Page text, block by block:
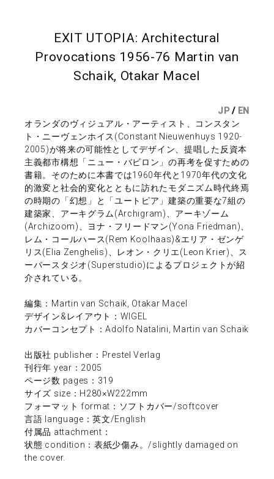
EXIT UTOPIA: Architectural
Provocations 1956-76 Martin van
Schaik, Otakar Macel
JP / EN
オランダのヴィジュアル・アーティスト、コンスタン
ト・ニーヴェンホイス(Constant Nieuwenhuys 1920-
2005)が将来の可能性としてデザイン、提唱した反資本
主義都市構想「ニュー・バビロン」の再考を促すための
書籍。そのために本書では1960年代と1970年代の文化
的激変と社会的変化とともに訪れたモダニズム時代終焉
の時期の「幻想」と「ユートピア」建築の重要な7組の
建築家、アーキグラム(Archigram)、アーキゾーム
(Archizoom)、ヨナ・フリードマン(Yona Friedman)、
レム・コールハース(Rem Koolhaas)&エリア・ゼンゲ
リス(Elia Zenghelis)、レオン・クリエ(Leon Krier)、ス
ーパースタジオ(Superstudio)によるプロジェクトが紹
介されている。
編集：Martin van Schaik, Otakar Macel
デザイン&レイアウト：WIGEL
カバーコンセプト：Adolfo Natalini, Martin van Schaik
出版社 publisher：Prestel Verlag
刊行年 year：2005
ページ数 pages：319
サイズ size：H280×W222mm
フォーマット format：ソフトカバー/softcover
言語 language：英文/English
付属品 attachment：
状態 condition：表紙少傷み。/slightly damaged on
the cover.